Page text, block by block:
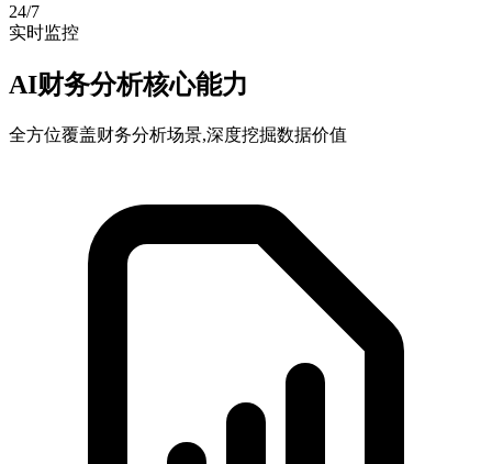
24/7
实时监控
AI财务分析核心能力
全方位覆盖财务分析场景,深度挖掘数据价值